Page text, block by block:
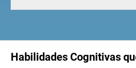
Habilidades Cognitivas